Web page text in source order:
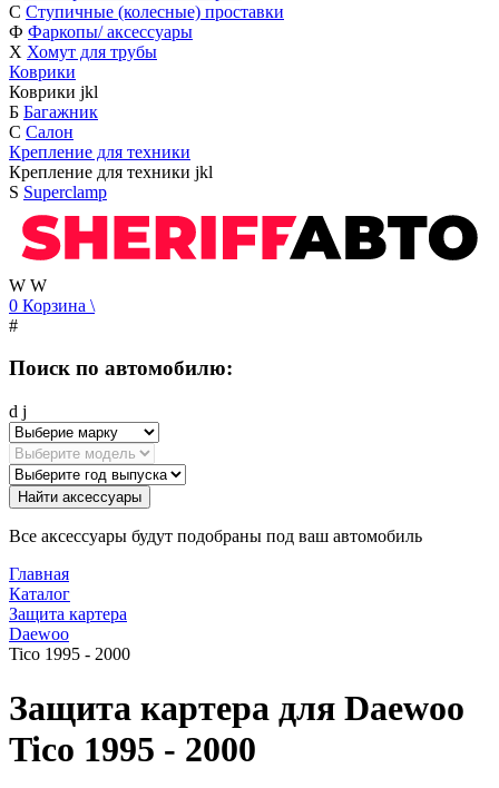
С Ступичные (колесные) проставки
Ф Фаркопы/ аксессуары
Х Хомут для трубы
Коврики
Коврики jkl
Б Багажник
С Салон
Крепление для техники
Крепление для техники jkl
S Superclamp
W W
0 Корзина \
#
Поиск по автомобилю:
d j
Найти аксессуары
Все аксессуары будут подобраны под ваш автомобиль
Главная
Каталог
Защита картера
Daewoo
Tico 1995 - 2000
Защита картера для Daewoo
Tico 1995 - 2000